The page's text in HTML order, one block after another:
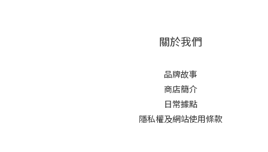
關於我們
品牌故事
商店簡介
日常據點
隱私權及網站使用條款